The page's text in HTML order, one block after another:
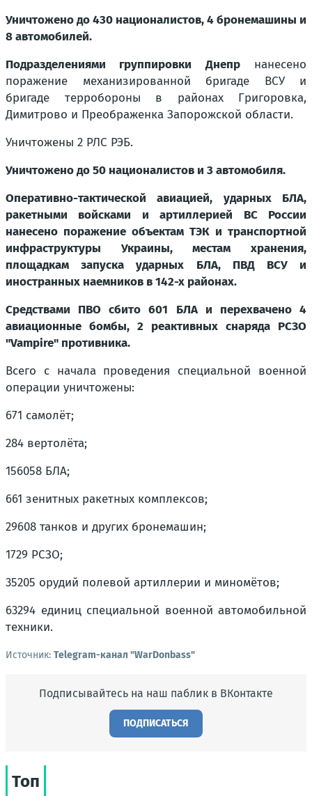
Уничтожено до 430 националистов, 4 бронемашины и
8 автомобилей.
Подразделениями группировки Днепрнанесено
поражение механизированной бригаде ВСУ и
бригаде терробороны в районах Григоровка,
Димитрово и Преображенка Запорожской области.
Уничтожены 2 РЛС РЭБ.
Уничтожено до 50 националистов и 3 автомобиля.
Оперативно-тактической авиацией, ударных БЛА,
ракетными войсками и артиллерией ВС России
нанесено поражение объектам ТЭК и транспортной
инфраструктуры Украины, местам хранения,
площадкам запуска ударных БЛА, ПВД ВСУ и
иностранных наемников в 142-х районах.
Средствами ПВО сбито 601 БЛА и перехвачено 4
авиационные бомбы, 2 реактивных снаряда РСЗО
"Vampire" противника.
Всего с начала проведения специальной военной
операции уничтожены:
671 самолёт;
284 вертолёта;
156058 БЛА;
661 зенитных ракетных комплексов;
29608 танков и других бронемашин;
1729 РСЗО;
35205 орудий полевой артиллерии и миномётов;
63294 единиц специальной военной автомобильной
техники.
Источник: Telegram-канал "WarDonbass"
Подписывайтесь на наш паблик в ВКонтакте
ПОДПИСАТЬСЯ
Топ